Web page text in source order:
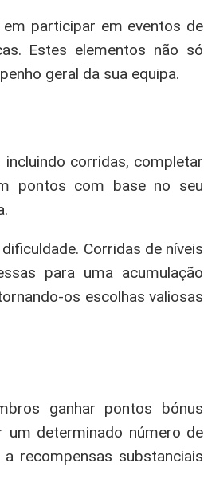
em participar em eventos de
Estes elementos não só
geral da sua equipa.
corridas, completar
pontos com base no seu
Corridas de níveis
para uma acumulação
os escolhas valiosas
ganhar pontos bónus
determinado número de
recompensas substanciais